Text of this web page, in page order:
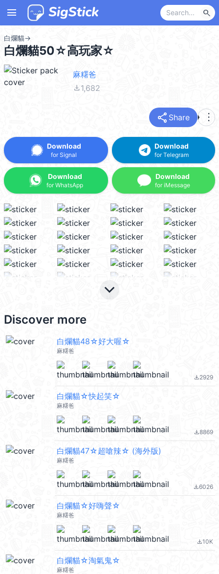
menu search
白爛貓→
白爛貓50☆高玩家☆
麻糬爸
file_download1,682
share Share more_vert
Download
for Signal
Download
for WhatsApp
Download
for Telegram
Download
for iMessage
keyboard_arrow_down
Discover more
白爛貓48☆好大喔☆
麻糬爸
file_download2929
白爛貓☆快起笑☆
麻糬爸
file_download8869
白爛貓47☆超嗆辣☆ (海外版)
麻糬爸
file_download6026
白爛貓☆好嗨聲☆
麻糬爸
file_download10K
白爛貓☆淘氣鬼☆
麻糬爸